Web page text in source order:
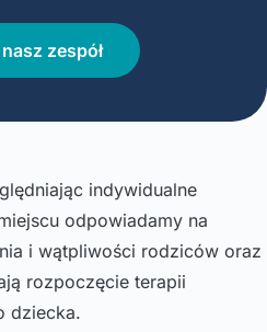
zespół
indywidualne
odpowiadamy na
i wątpliwości rodziców oraz
rozpoczęcie terapii
dziecka.